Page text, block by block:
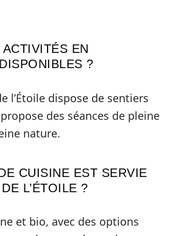
EN
?
l’Étoile dispose de sentiers
des séances de pleine
nature.
CUISINE EST SERVIE
L’ÉTOILE ?
et bio, avec des options